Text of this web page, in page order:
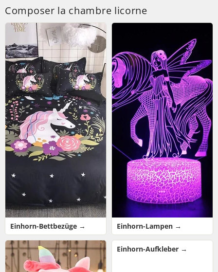
Composer la chambre licorne
Einhorn-Bettbezüge → Einhorn-Lampen →
Einhorn-Aufkleber →